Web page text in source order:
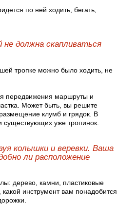
по ней ходить, бегать,
должна скапливаться
тропке можно было ходить, не
передвижения маршруты и
Может быть, вы решите
клумб и грядок. В
существующих уже тропинок.
колышки и веревки. Ваша
ли расположение
дерево, камни, пластиковые
инструмент вам понадобится